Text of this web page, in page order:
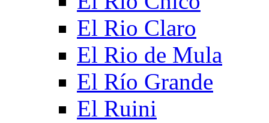
El Rio Claro
El Rio de Mula
El Río Grande
El Ruini